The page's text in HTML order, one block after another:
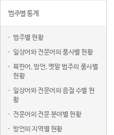
범주별 통계
범주별 현황
일상어와 전문어의 품사별 현황
북한어, 방언, 옛말 범주의 품사별
현황
일상어와 전문어의 음절 수별 현
황
전문어의 전문 분야별 현황
방언의 지역별 현황